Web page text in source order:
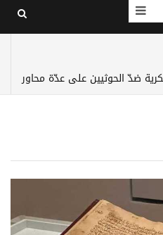
ضدّ الحوثيين على عدّة محاور